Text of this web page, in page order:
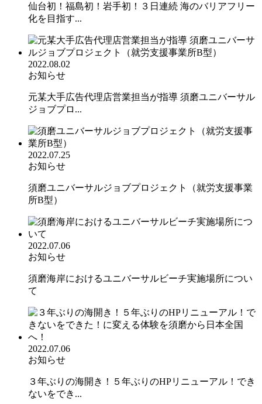
仙台初！福島初！岩手初！３日連続 海のバリアフリー
化を目指す...
2022.08.02
お知らせ
元某大手広告代理店営業担当が指導 須磨ユニバーサル
ジョブプロ...
2022.07.25
お知らせ
須磨ユニバーサルジョブプロジェクト（就労支援事業
所B型）
2022.07.06
お知らせ
須磨海岸におけるユニバーサルビーチ実施場所につい
て
2022.07.06
お知らせ
３年ぶりの海開き！５年ぶりのHPリニューアル！でき
ないをでき...